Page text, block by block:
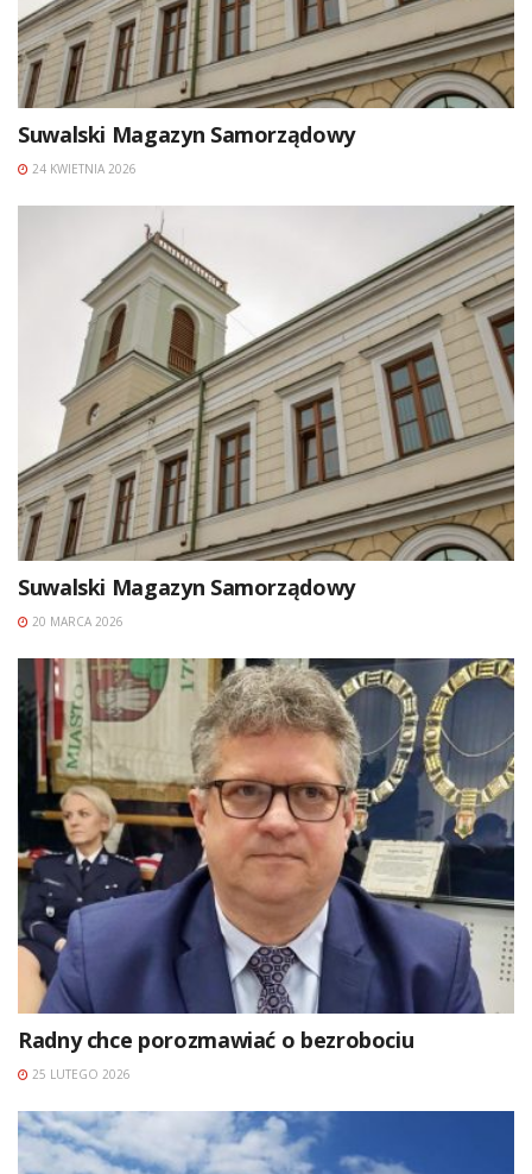
Suwalski Magazyn Samorządowy
24 KWIETNIA 2026
Suwalski Magazyn Samorządowy
20 MARCA 2026
Radny chce porozmawiać o bezrobociu
25 LUTEGO 2026